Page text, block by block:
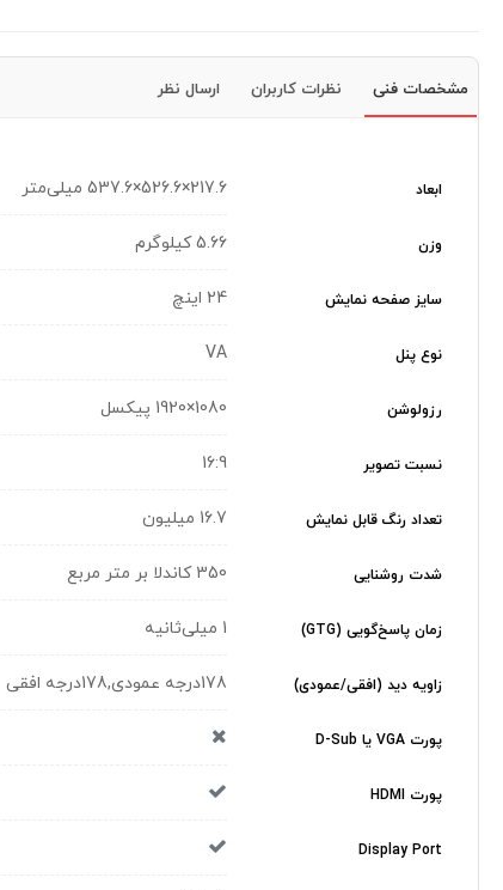
مشخصات فنی نظرات کاربران ارسال نظر
ابعاد 217.6×526.6×537.6 میلی‌متر
وزن 5.66 کیلوگرم
سایز صفحه نمایش 24 اینچ
نوع پنل VA
رزولوشن 1080×1920 پیکسل
نسبت تصویر 16:9
تعداد رنگ قابل نمایش 16.7 میلیون
شدت روشنایی 350 کاندلا بر متر مربع
زمان پاسخ‌گویی (GTG) 1 میلی‌ثانیه
زاویه دید (افقی/عمودی) 178درجه عمودی,178درجه افقی
پورت VGA یا D-Sub
پورت HDMI
Display Port